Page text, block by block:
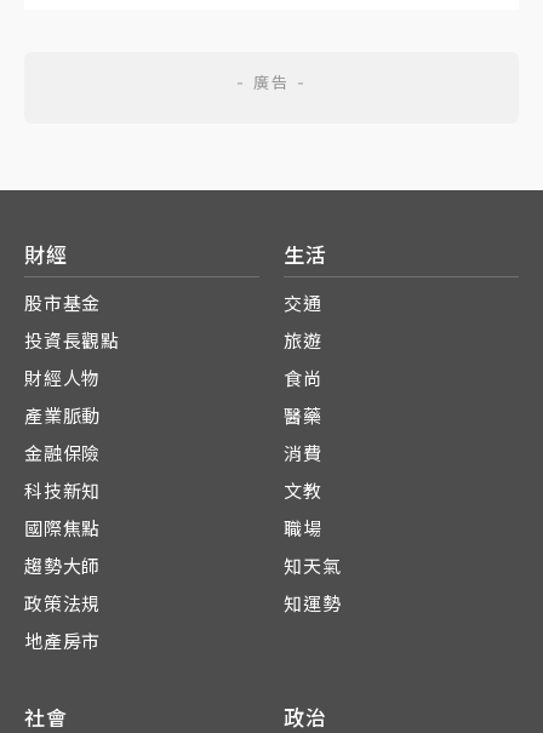
財經
股市基金
投資長觀點
財經人物
產業脈動
金融保險
科技新知
國際焦點
趨勢大師
政策法規
地產房市
生活
交通
旅遊
食尚
醫藥
消費
文教
職場
知天氣
知運勢
社會 政治